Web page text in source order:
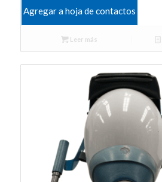
Agregar a hoja de contactos
Leer más